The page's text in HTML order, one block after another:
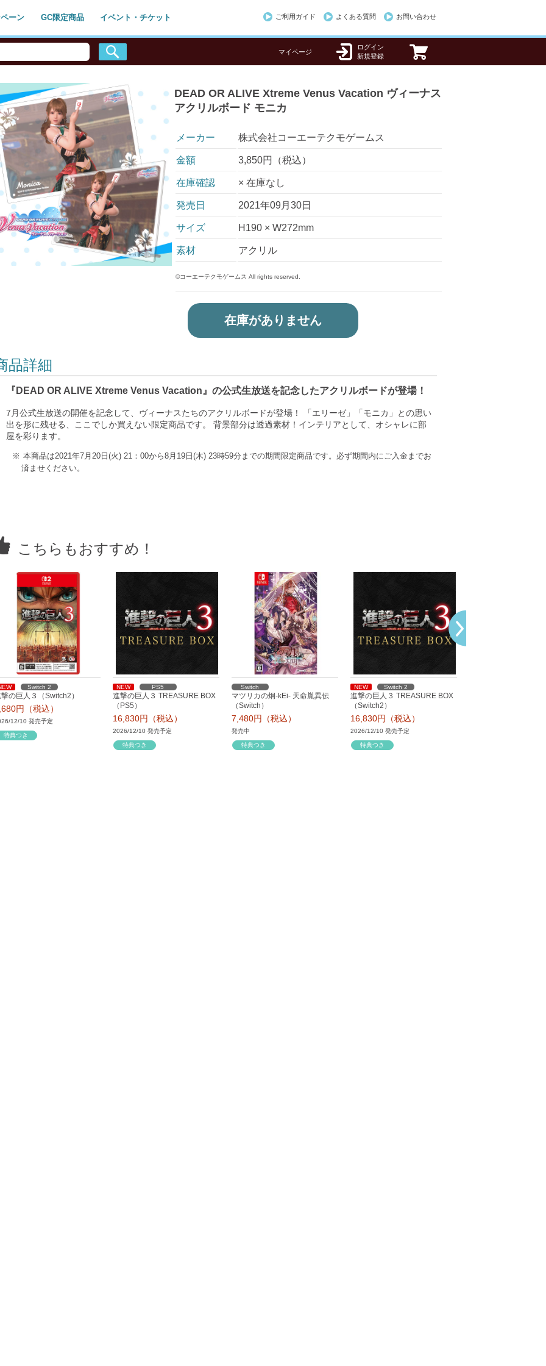
ーン GC限定商品 イベント・チケット ご利用ガイド よくある質問 お問い合わせ
マイページ
ログイン
新規登録
DEAD OR ALIVE Xtreme Venus Vacation ヴィーナス
アクリルボード モニカ
メーカー 株式会社コーエーテクモゲームス
金額 3,850円（税込）
在庫確認 × 在庫なし
発売日 2021年09月30日
サイズ H190 × W272mm
素材 アクリル
©コーエーテクモゲームス All rights reserved.
在庫がありません
品詳細
『DEAD OR ALIVE Xtreme Venus Vacation』の公式生放送を記念したアクリルボードが登場！
7月公式生放送の開催を記念して、ヴィーナスたちのアクリルボードが登場！ 「エリーゼ」「モニカ」との思い
出を形に残せる、ここでしか買えない限定商品です。 背景部分は透過素材！インテリアとして、オシャレに部
屋を彩ります。
本商品は2021年7月20日(火) 21：00から8月19日(木) 23時59分までの期間限定商品です。必ず期間内にご入金までお
済ませください。
こちらもおすすめ！
Switch 2
の巨人３（Switch2）
円（税込）
12/10 発売予定
特典つき
NEW PS5
進撃の巨人３ TREASURE BOX
（PS5）
16,830円（税込）
2026/12/10 発売予定
特典つき
Switch
マツリカの炯-kEi- 天命胤異伝
（Switch）
7,480円（税込）
発売中
特典つき
NEW Switch 2
進撃の巨人３ TREASURE BOX
（Switch2）
16,830円（税込）
2026/12/10 発売予定
特典つき